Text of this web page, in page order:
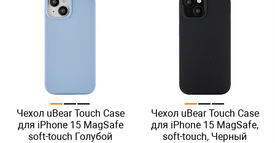
Чехол uBear Touch Case
для iPhone 15 MagSafe
soft-touch Голубой
Чехол uBear Touch Case
для iPhone 15 MagSafe,
soft-touch, Черный